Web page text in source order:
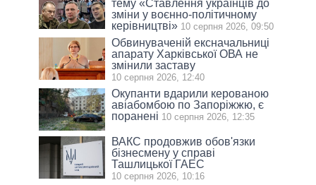
тeму «Ставлення українців до
зміни у воєнно-політичному
керівництві» 10 серпня 2026, 09:50
Обвинуваченій ексначальниці
апарату Харківської ОВА не
змінили заставу
10 серпня 2026, 12:40
Окупанти вдарили керованою
авіабомбою по Запоріжжю, є
поранені 10 серпня 2026, 12:35
ВАКС продовжив обов'язки
бізнесмену у справі
Ташлицької ГАЕС
10 серпня 2026, 10:16